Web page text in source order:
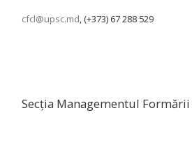
cfcl@upsc.md, (+373) 67 288 529
Secția Managementul